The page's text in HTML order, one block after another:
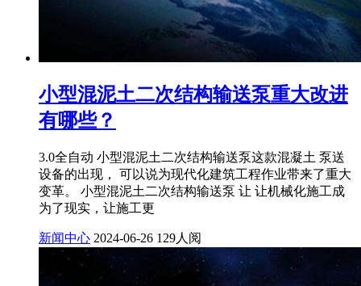
小型混泥土二次结构输送泵重大改进
有哪些？
3.0全自动 小型混泥土二次结构输送泵这款混凝土 泵送
设备的出现， 可以说为现代化建筑工程作业带来了重大
变革。 小型混泥土二次结构输送泵 让 让机械化施工成
为了现实，让施工更
新闻中心 2024-06-26 129人阅